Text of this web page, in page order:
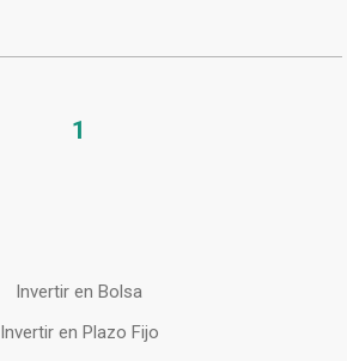
1
Invertir en Bolsa
Invertir en Plazo Fijo